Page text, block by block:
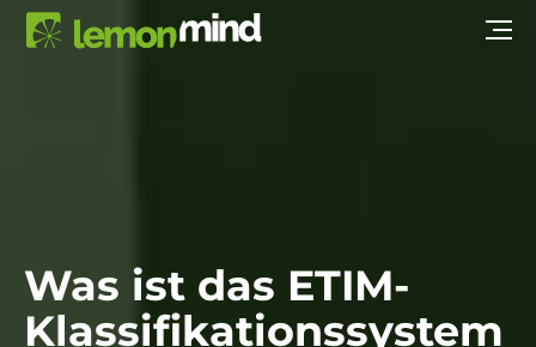
Was ist das ETIM-
Klassifikationssystem